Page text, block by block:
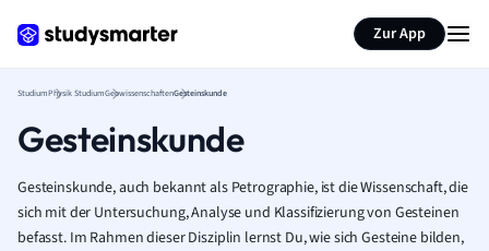
Zur App
StudiumPhysik StudiumGeowissenschaftenGesteinskunde
Gesteinskunde
Gesteinskunde, auch bekannt als Petrographie, ist die Wissenschaft, die
sich mit der Untersuchung, Analyse und Klassifizierung von Gesteinen
befasst. Im Rahmen dieser Disziplin lernst Du, wie sich Gesteine bilden,